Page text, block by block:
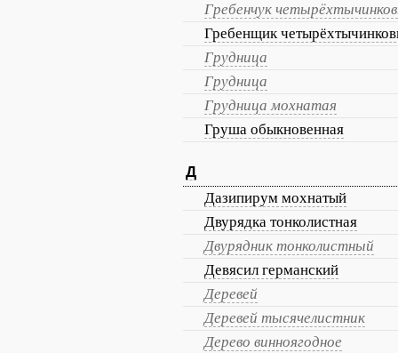
Гребенчук
Гребенщик
Грудница
Грудница
Грудница мохнатая
Груша обыкновенная
Д
Дазипирум мохнатый
Двурядка тонколистная
Двурядник тонколистный
Девясил германский
Деревей
Деревей тысячелистник
Дерево винноягодное